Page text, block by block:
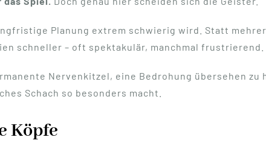
Planung extrem schwierig wird. Statt
schneller – oft spektakulär, manchmal frustrierend.
Nervenkitzel, eine Bedrohung übersehen zu
Schach so besonders macht.
Köpfe